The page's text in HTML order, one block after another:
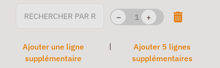
– +
Ajouter une ligne
supplémentaire
Ajouter 5 lignes
supplémentaires